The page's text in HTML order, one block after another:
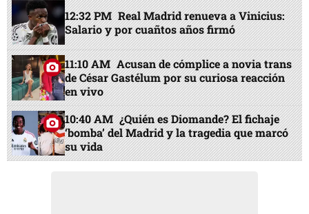
12:32 PM Real Madrid renueva a Vinicius:
Salario y por cuañtos años firmó
11:10 AM Acusan de cómplice a novia trans
de César Gastélum por su curiosa reacción
en vivo
10:40 AM ¿Quién es Diomande? El fichaje
‘bomba’ del Madrid y la tragedia que marcó
su vida